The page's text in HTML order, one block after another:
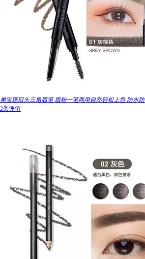
美宝莲双头三角眉笔 眉粉一笔两用自然轻松上色 防水
2条评价